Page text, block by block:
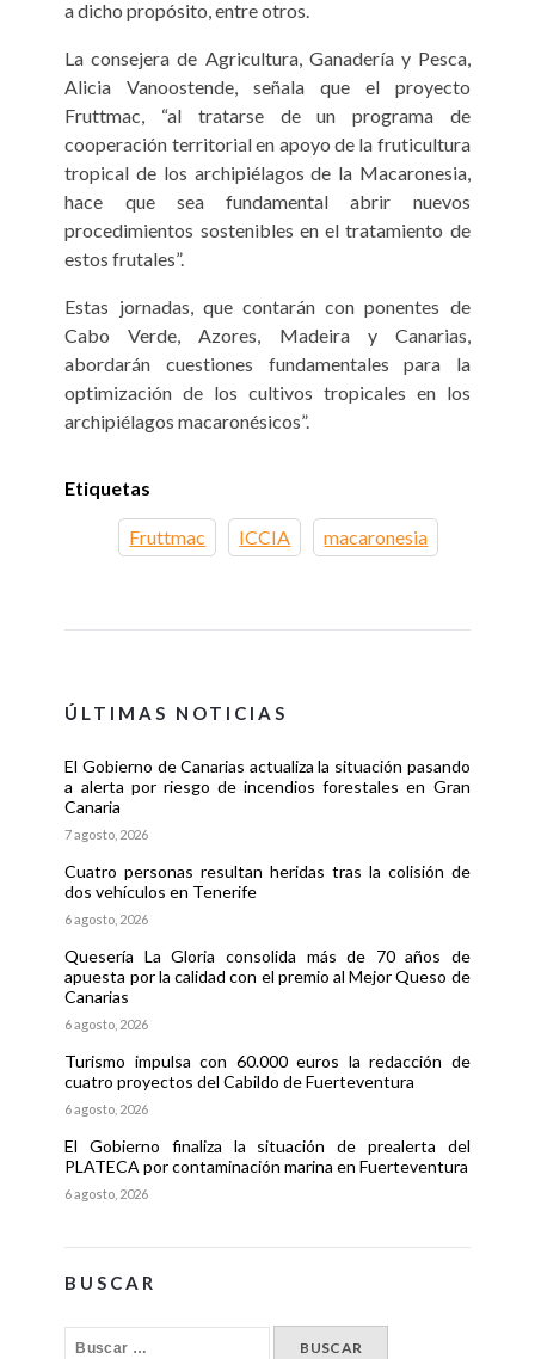
a dicho propósito, entre otros.
La consejera de Agricultura, Ganadería y Pesca,
Alicia Vanoostende, señala que el proyecto
Fruttmac, “al tratarse de un programa de
cooperación territorial en apoyo de la fruticultura
tropical de los archipiélagos de la Macaronesia,
hace que sea fundamental abrir nuevos
procedimientos sostenibles en el tratamiento de
estos frutales”.
Estas jornadas, que contarán con ponentes de
Cabo Verde, Azores, Madeira y Canarias,
abordarán cuestiones fundamentales para la
optimización de los cultivos tropicales en los
archipiélagos macaronésicos”.
Etiquetas
Fruttmac ICCIA macaronesia
ÚLTIMAS NOTICIAS
El Gobierno de Canarias actualiza la situación pasando
a alerta por riesgo de incendios forestales en Gran
Canaria
7 agosto, 2026
Cuatro personas resultan heridas tras la colisión de
dos vehículos en Tenerife
6 agosto, 2026
Quesería La Gloria consolida más de 70 años de
apuesta por la calidad con el premio al Mejor Queso de
Canarias
6 agosto, 2026
Turismo impulsa con 60.000 euros la redacción de
cuatro proyectos del Cabildo de Fuerteventura
6 agosto, 2026
El Gobierno finaliza la situación de prealerta del
PLATECA por contaminación marina en Fuerteventura
6 agosto, 2026
BUSCAR